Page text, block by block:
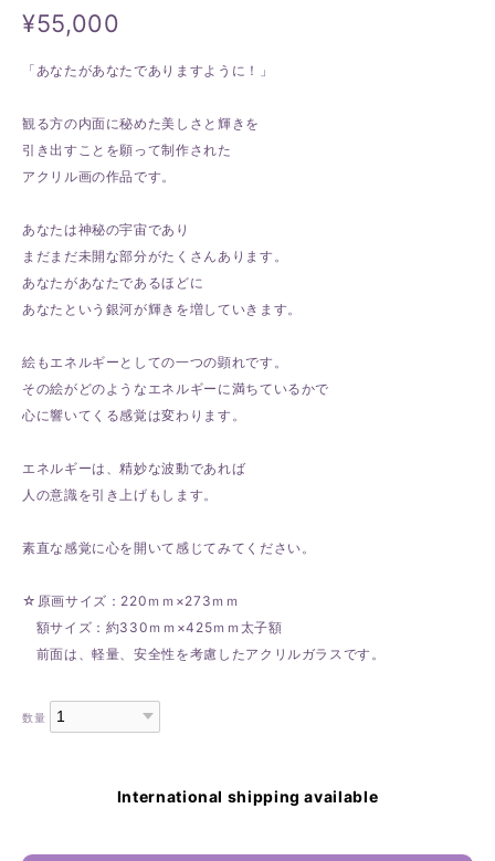
¥55,000
「あなたがあなたでありますように！」
観る方の内面に秘めた美しさと輝きを
引き出すことを願って制作された
アクリル画の作品です。
あなたは神秘の宇宙であり
まだまだ未開な部分がたくさんあります。
あなたがあなたであるほどに
あなたという銀河が輝きを増していきます。
絵もエネルギーとしての一つの顕れです。
その絵がどのようなエネルギーに満ちているかで
心に響いてくる感覚は変わります。
エネルギーは、精妙な波動であれば
人の意識を引き上げもします。
素直な感覚に心を開いて感じてみてください。
☆原画サイズ：220ｍｍ×273ｍｍ
額サイズ：約330ｍｍ×425ｍｍ太子額
前面は、軽量、安全性を考慮したアクリルガラスです。
数量
International shipping available